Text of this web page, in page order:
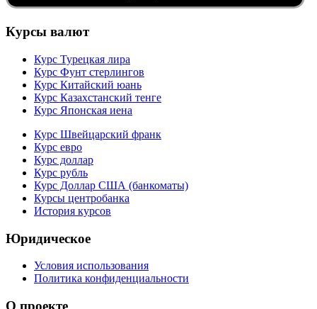
Курсы валют
Курс Турецкая лира
Курс Фунт стерлингов
Курс Китайский юань
Курс Казахстанский тенге
Курс Японская иена
Курс Швейцарский франк
Курс евро
Курс доллар
Курс рубль
Курс Доллар США (банкоматы)
Курсы центробанка
История курсов
Юридическое
Условия использования
Политика конфиденциальности
О проекте